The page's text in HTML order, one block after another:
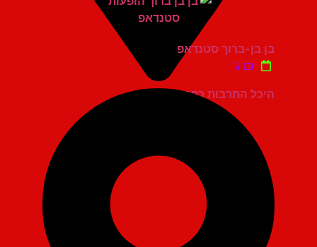
היכל התרבות כפר סבא
בן בן-ברוך סטנדאפ
יום ג'